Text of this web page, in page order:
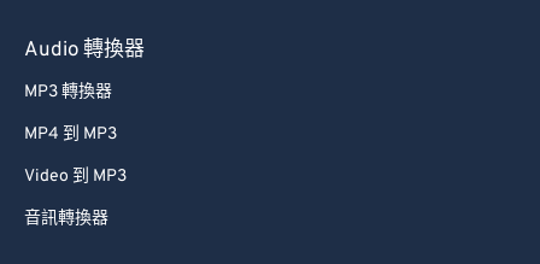
Audio 轉換器
MP3 轉換器
MP4 到 MP3
Video 到 MP3
音訊轉換器